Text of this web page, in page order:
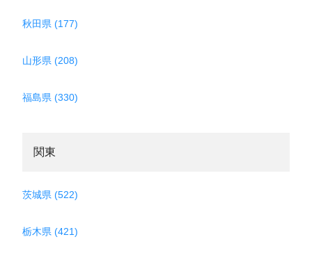
秋田県 (177)
山形県 (208)
福島県 (330)
関東
茨城県 (522)
栃木県 (421)